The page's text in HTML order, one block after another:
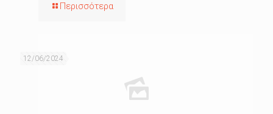
Περισσότερα
12/06/2024